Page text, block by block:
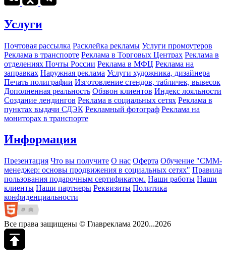
Услуги
Почтовая рассылка Расклейка рекламы Услуги промоутеров
Реклама в транспорте Реклама в Торговых Центрах Реклама в
отделениях Почты России Реклама в МФЦ Реклама на
заправках Наружная реклама Услуги художника, дизайнера
Печать полиграфии Изготовление стендов, табличек, вывесок
Дополненная реальность Обзвон клиентов Индекс лояльности
Создание лендингов Реклама в социальных сетях Реклама в
пунктах выдачи СДЭК Рекламный фотограф Реклама на
мониторах в транспорте
Информация
Презентация Что вы получите О нас Оферта Обучение "СМM-
менеджер: основы продвижения в социальных сетях" Правила
пользования подарочным сертификатом. Наши работы Наши
клиенты Наши партнеры Реквизиты Политика
конфиденциальности
Все права защищены © Главреклама 2020...2026